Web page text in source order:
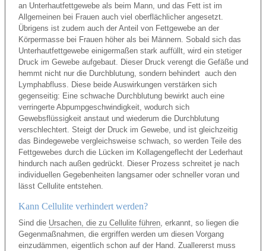
an Unterhautfettgewebe als beim Mann, und das Fett ist im
Allgemeinen bei Frauen auch viel oberflächlicher angesetzt.
Übrigens ist zudem auch der Anteil von Fettgewebe an der
Körpermasse bei Frauen höher als bei Männern. Sobald sich das
Unterhautfettgewebe einigermaßen stark auffüllt, wird ein stetiger
Druck im Gewebe aufgebaut. Dieser Druck verengt die Gefäße und
hemmt nicht nur die Durchblutung, sondern behindert auch den
Lymphabfluss. Diese beide Auswirkungen verstärken sich
gegenseitig: Eine schwache Durchblutung bewirkt auch eine
verringerte Abpumpgeschwindigkeit, wodurch sich
Gewebsflüssigkeit anstaut und wiederum die Durchblutung
verschlechtert. Steigt der Druck im Gewebe, und ist gleichzeitig
das Bindegewebe vergleichsweise schwach, so werden Teile des
Fettgewebes durch die Lücken im Kollagengeflecht der Lederhaut
hindurch nach außen gedrückt. Dieser Prozess schreitet je nach
individuellen Gegebenheiten langsamer oder schneller voran und
lässt Cellulite entstehen.
Kann Cellulite verhindert werden?
Sind die Ursachen, die zu Cellulite führen, erkannt, so liegen die
Gegenmaßnahmen, die ergriffen werden um diesen Vorgang
einzudämmen, eigentlich schon auf der Hand. Zuallererst muss